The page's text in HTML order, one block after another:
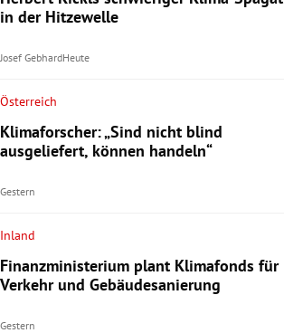
in der Hitzewelle
Josef GebhardHeute
Österreich
Klimaforscher: „Sind nicht blind
ausgeliefert, können handeln“
Gestern
Inland
Finanzministerium plant Klimafonds für
Verkehr und Gebäudesanierung
Gestern